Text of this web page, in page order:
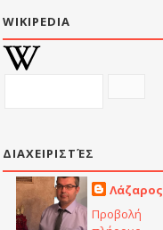
WIKIPEDIA
ΔΙΑΧΕΙΡΙΣΤΈΣ
Λάζαρος
Προβολή